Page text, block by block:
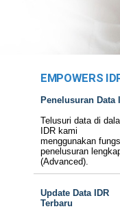
EMPOWERS
Penelusuran Data
Telusuri data di
IDR kami
menggunakan
penelusuran
(Advanced).
Update Data IDR
Terbaru